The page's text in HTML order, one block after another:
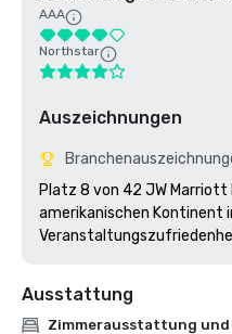
AAA
Northstar
Auszeichnungen
Platz 8 von 42 JW
amerikanischen Kontinent
Ausstattung
Zimmerausstattung und